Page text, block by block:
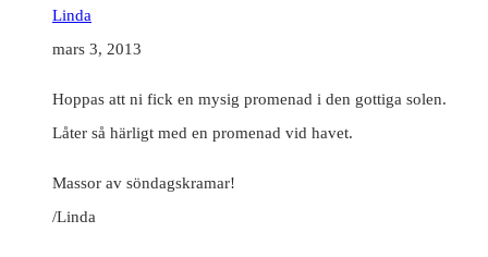
Linda
mars 3, 2013
Hoppas att ni fick en mysig promenad i den gottiga solen.
Låter så härligt med en promenad vid havet.
Massor av söndagskramar!
/Linda